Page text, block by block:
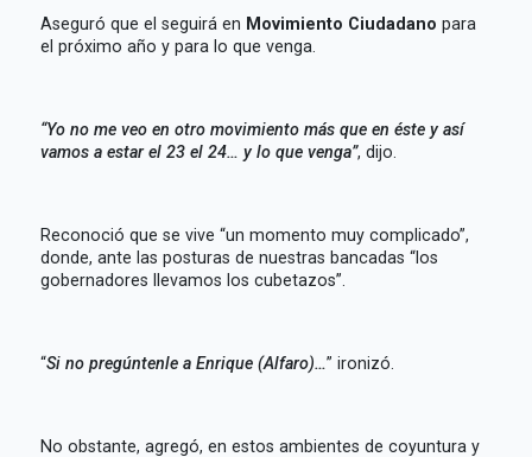
Aseguró que el seguirá en Movimiento Ciudadano para
el próximo año y para lo que venga.
“Yo no me veo en otro movimiento más que en éste y así
vamos a estar el 23 el 24… y lo que venga”, dijo.
Reconoció que se vive “un momento muy complicado”,
donde, ante las posturas de nuestras bancadas “los
gobernadores llevamos los cubetazos”.
“Si no pregúntenle a Enrique (Alfaro)…” ironizó.
No obstante, agregó, en estos ambientes de coyuntura y